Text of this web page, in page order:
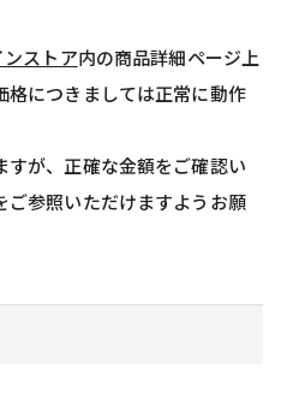
ストア内の商品詳細ページ上
格につきましては正常に動作
が、正確な金額をご確認い
ご参照いただけますようお願